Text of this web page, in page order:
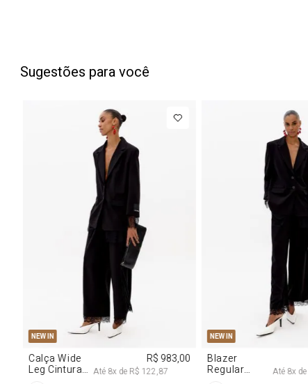
Sugestões para você
NEW IN
PP P
Blazer
Regular
R$ 1.777,00
Até 8x deR$ 222,12
NEW IN
Calça Jeans
Barrel Até 8x de